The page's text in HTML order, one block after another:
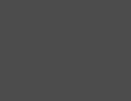
um eine kontinuierliche
das Nutzererlebnis zu
an